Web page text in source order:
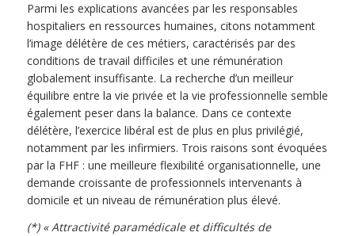
Parmi les explications avancées par les responsables
hospitaliers en ressources humaines, citons notamment
l’image délétère de ces métiers, caractérisés par des
conditions de travail difficiles et une rémunération
globalement insuffisante. La recherche d’un meilleur
équilibre entre la vie privée et la vie professionnelle semble
également peser dans la balance. Dans ce contexte
délétère, l’exercice libéral est de plus en plus privilégié,
notamment par les infirmiers. Trois raisons sont évoquées
par la FHF : une meilleure flexibilité organisationnelle, une
demande croissante de professionnels intervenants à
domicile et un niveau de rémunération plus élevé.
(*) « Attractivité paramédicale et difficultés de